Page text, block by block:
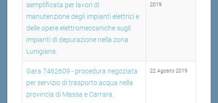
semplificata per lavori di
manutenzione degli impianti elettrici e
delle opere elettromeccaniche sugli
impianti di depurazione nella zona
Lunigiana.
2019
Gara 7462609 - procedura negoziata
per servizio di trasporto acqua nella
provincia di Massa e Carrara.
22 Agosto 2019